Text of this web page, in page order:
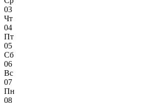
03
Чт
04
Пт
05
Сб
06
Вс
07
Пн
08